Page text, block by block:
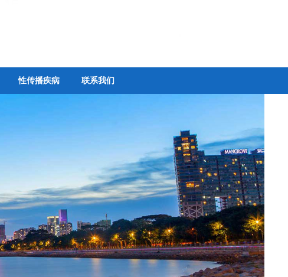
性传播疾病 联系我们